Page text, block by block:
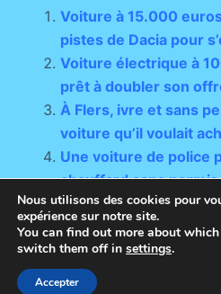
Voiture à 15.000
pistes de Dacia pour
Voiture électrique à
prêt à doubler son
À Flers, ivre et sans
voiture qu’il voulait
Une voiture de police
chauffard sans permis
Copyright © 2026 - Thème
CreativeThemes
Nous utilisons des cookies pour
expérience sur notre site.
You can find out more about
switch them off in settings.
Accepter